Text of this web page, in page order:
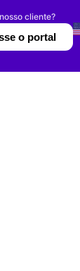
o portal